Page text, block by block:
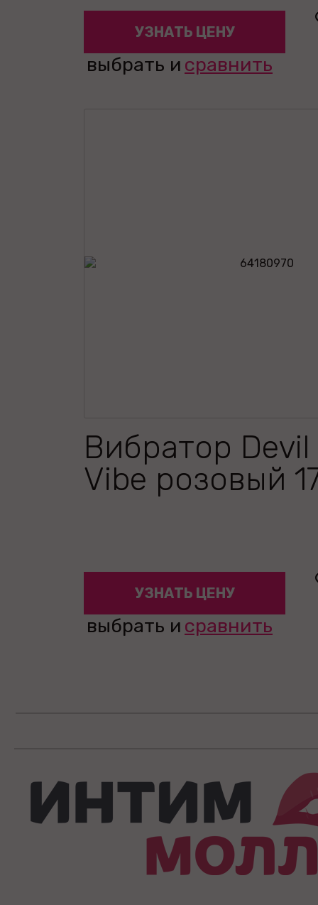
УЗНАТЬ ЦЕНУ
выбрать и сравнить
Вибратор Devil
Vibe розовый
УЗНАТЬ ЦЕНУ
выбрать и сравнить